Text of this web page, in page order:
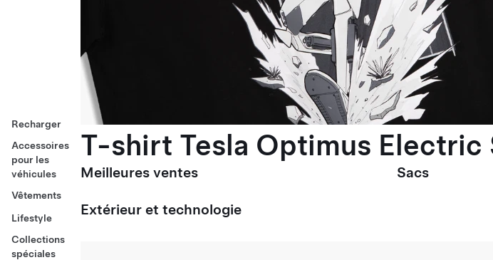
Recharger
Accessoires
pour les
véhicules
Vêtements
Lifestyle
Collections
spéciales
T-shirt Tesla Optimus Electric
Meilleures ventes Sacs
Extérieur et technologie